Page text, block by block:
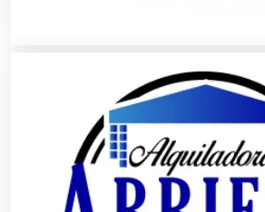
Análisis Clínicos
Análisis de Aguas